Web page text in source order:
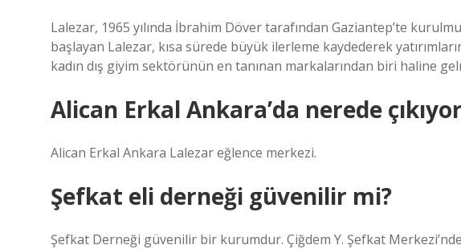
Lalezar, 1965 yılında İbrahim Döver tarafından Gaziantep’te
başlayan Lalezar, kısa sürede büyük ilerleme kaydederek
kadın dış giyim sektörünün en tanınan markalarından biri haline
Alican Erkal Ankara’da nerede
Alican Erkal Ankara Lalezar eğlence merkezi.
Şefkat eli derneği güvenilir mi?
Şefkat Derneği güvenilir bir kurumdur. Çiğdem Y. Şefkat